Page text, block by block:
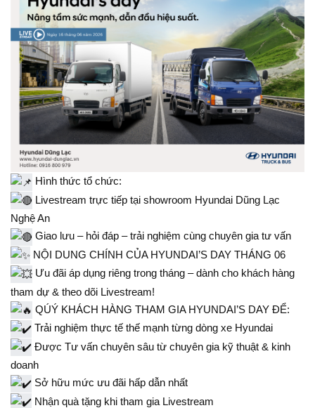
Hình thức tổ chức:
Livestream trực tiếp tại showroom Hyundai Dũng Lạc
Nghệ An
Giao lưu – hỏi đáp – trải nghiệm cùng chuyên gia tư vấn
NỘI DUNG CHÍNH CỦA HYUNDAI’S DAY THÁNG 06
Ưu đãi áp dụng riêng trong tháng – dành cho khách hàng
tham dự & theo dõi Livestream!
QÚÝ KHÁCH HÀNG THAM GIA HYUNDAI’S DAY ĐỂ:
Trải nghiệm thực tế thế mạnh từng dòng xe Hyundai
Được Tư vấn chuyên sâu từ chuyên gia kỹ thuật & kinh
doanh
Sở hữu mức ưu đãi hấp dẫn nhất
Nhận quà tặng khi tham gia Livestream